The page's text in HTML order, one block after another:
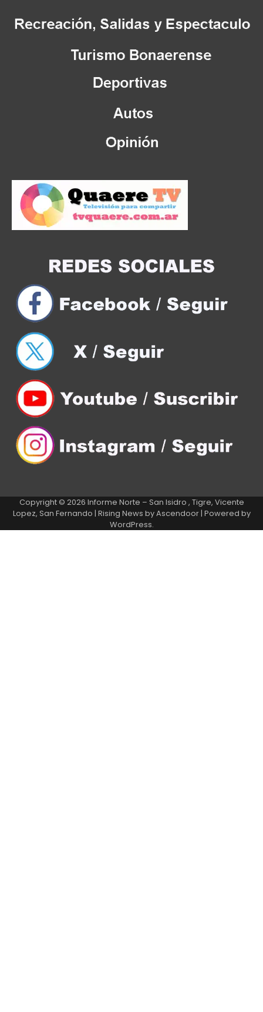
Copyright © 2026 Informe Norte – San Isidro , Tigre, Vicente
Lopez, San Fernando | Rising News byAscendoor| Powered by
WordPress.